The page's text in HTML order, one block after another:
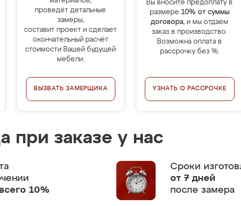
проведёт детальные
замеры,
составит проект и сделает
окончательный расчёт
стоимости Вашей будущей
мебели.
ВЫЗВАТЬ ЗАМЕРЩИКА
Вы вносите предоплату в
размере 10% от суммы
договора, и мы отдаём
заказ в производство.
Возможна оплата в
рассрочку без %.
УЗНАТЬ О РАССРОЧКЕ
при заказе у нас
всего 10%
Сроки
от 7 дней
после замера